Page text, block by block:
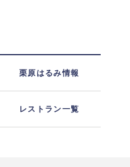
栗原はるみ情報
レストラン一覧